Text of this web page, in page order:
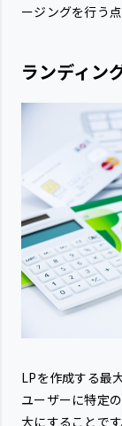
ージングを行う
ランディン
LPを作成する最
ユーザーに特定
大にすることで